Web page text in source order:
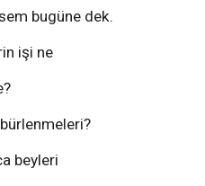
bugüne dek.
işi ne
beyleri